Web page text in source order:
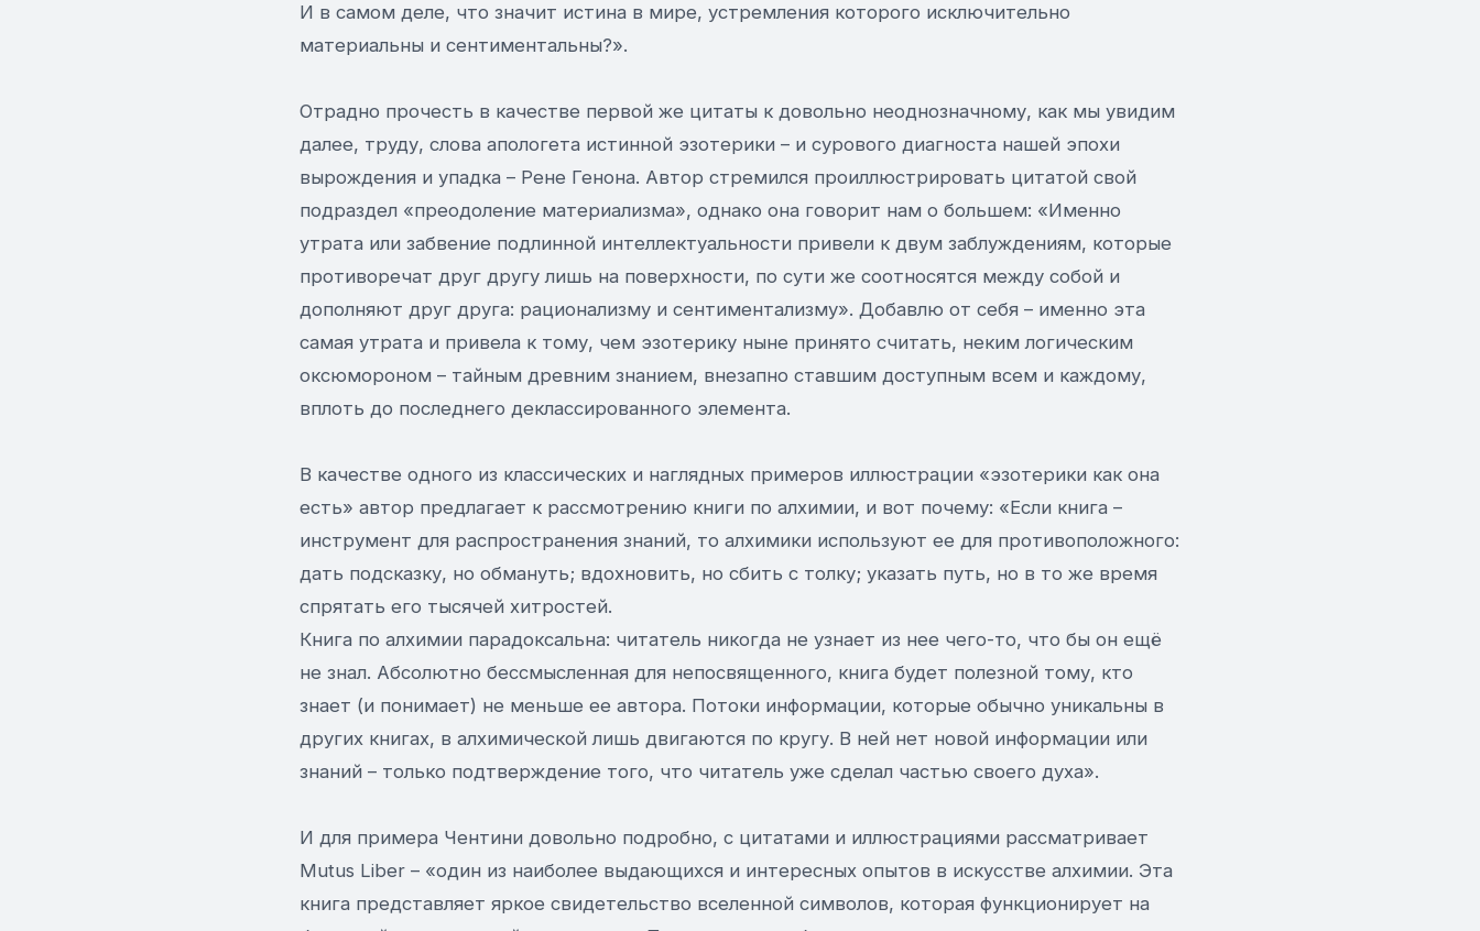
И в самом деле, что значит истина в мире, устремления которого исключительно
материальны и сентиментальны?».
Отрадно прочесть в качестве первой же цитаты к довольно неоднозначному, как мы увидим
далее, труду, слова апологета истинной эзотерики – и сурового диагноста нашей эпохи
вырождения и упадка – Рене Генона. Автор стремился проиллюстрировать цитатой свой
подраздел «преодоление материализма», однако она говорит нам о большем: «Именно
утрата или забвение подлинной интеллектуальности привели к двум заблуждениям, которые
противоречат друг другу лишь на поверхности, по сути же соотносятся между собой и
дополняют друг друга: рационализму и сентиментализму». Добавлю от себя – именно эта
самая утрата и привела к тому, чем эзотерику ныне принято считать, неким логическим
оксюмороном – тайным древним знанием, внезапно ставшим доступным всем и каждому,
вплоть до последнего деклассированного элемента.
В качестве одного из классических и наглядных примеров иллюстрации «эзотерики как она
есть» автор предлагает к рассмотрению книги по алхимии, и вот почему: «Если книга –
инструмент для распространения знаний, то алхимики используют ее для противоположного:
дать подсказку, но обмануть; вдохновить, но сбить с толку; указать путь, но в то же время
спрятать его тысячей хитростей.
Книга по алхимии парадоксальна: читатель никогда не узнает из нее чего-то, что бы он ещё
не знал. Абсолютно бессмысленная для непосвященного, книга будет полезной тому, кто
знает (и понимает) не меньше ее автора. Потоки информации, которые обычно уникальны в
других книгах, в алхимической лишь двигаются по кругу. В ней нет новой информации или
знаний – только подтверждение того, что читатель уже сделал частью своего духа».
И для примера Чентини довольно подробно, с цитатами и иллюстрациями рассматривает
Mutus Liber – «один из наиболее выдающихся и интересных опытов в искусстве алхимии. Эта
книга представляет яркое свидетельство вселенной символов, которая функционирует на